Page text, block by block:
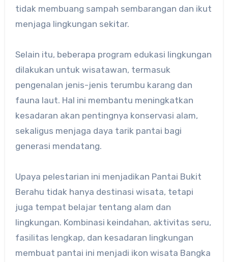
tidak membuang sampah sembarangan dan ikut
menjaga lingkungan sekitar.
Selain itu, beberapa program edukasi lingkungan
dilakukan untuk wisatawan, termasuk
pengenalan jenis-jenis terumbu karang dan
fauna laut. Hal ini membantu meningkatkan
kesadaran akan pentingnya konservasi alam,
sekaligus menjaga daya tarik pantai bagi
generasi mendatang.
Upaya pelestarian ini menjadikan Pantai Bukit
Berahu tidak hanya destinasi wisata, tetapi
juga tempat belajar tentang alam dan
lingkungan. Kombinasi keindahan, aktivitas seru,
fasilitas lengkap, dan kesadaran lingkungan
membuat pantai ini menjadi ikon wisata Bangka